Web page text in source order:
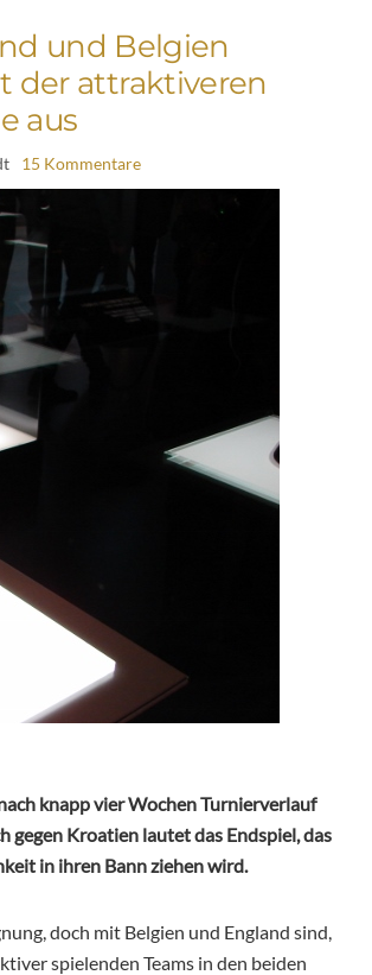
und Belgien
der attraktiveren
aus
15 Kommentare
knapp vier Wochen Turnierverlauf
gegen Kroatien lautet das Endspiel, das
in ihren Bann ziehen wird.
doch mit Belgien und England sind,
spielenden Teams in den beiden